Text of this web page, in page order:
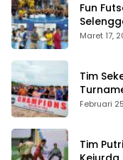
Fun
Maret 17,
Tim
Februari
Tim